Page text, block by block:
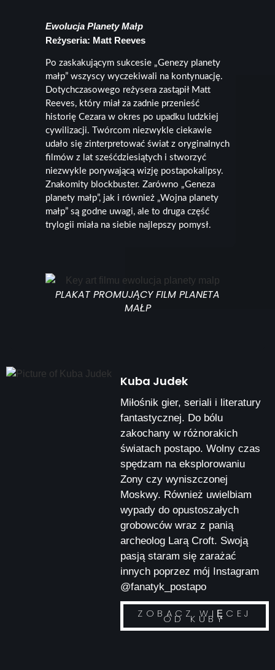
Ewolucja Planety Małp
Reżyseria: Matt Reeves
Po zaskakującym sukcesie „Genezy planety
małp” wszyscy wyczekiwali na kontynuację.
Dotychczasowego reżysera zastąpił Matt
Reeves, który miał za zadnie przenieść
historię Cezara w okres po upadku ludzkiej
cywilizacji. Twórcom niezwykle ciekawie
udało się zinterpretować świat z oryginalnych
filmów z lat sześćdziesiątych i stworzyć
niezwykle porywającą wizję postapokalipsy.
Znakomity blockbuster. Zarówno „Geneza
planety małp”, jak i również „Wojna planety
małp” są godne uwagi, ale to druga część
trylogii miała na siebie najlepszy pomysł.
PLAKAT PROMUJĄCY FILM PLANETA
MAŁP
Kuba Judek
Miłośnik gier, seriali i literatury
fantastycznej. Do bólu
zakochany w różnorakich
światach postapo. Wolny czas
spędzam na eksplorowaniu
Zony czy wyniszczonej
Moskwy. Również uwielbiam
wypady do opustoszałych
grobowców wraz z panią
archeolog Larą Croft. Swoją
pasją staram się zarażać
innych poprzez mój Instagram
@fanatyk_postapo
ZOBACZ WIĘCEJ
OD KUBY